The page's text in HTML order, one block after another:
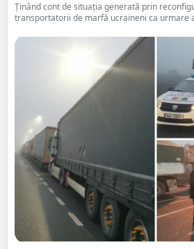
Ţinând cont de situația generată prin
transportatorii de marfă ucraineni ca urmare